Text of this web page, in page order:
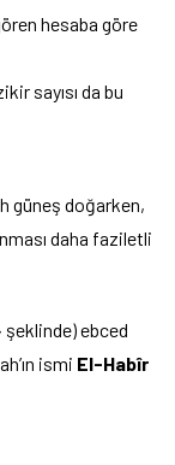
hesaba göre
sayısı da bu
güneş doğarken,
daha faziletli
ismi El-Habîr